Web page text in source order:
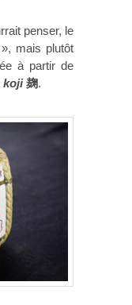
penser, le
mais plutôt
à partir de
koji麹.